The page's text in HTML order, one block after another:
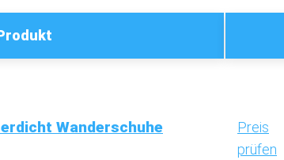
Wanderschuhe
Preis
prüfen